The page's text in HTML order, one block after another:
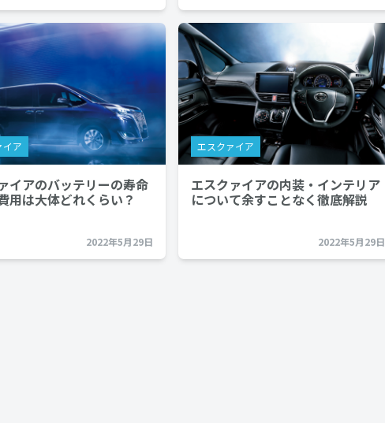
イア
イアのバッテリーの寿命
用は大体どれくらい？
2022年5月29日
エスクァイア
エスクァイアの内装・インテリア
について余すことなく徹底解説
2022年5月29日